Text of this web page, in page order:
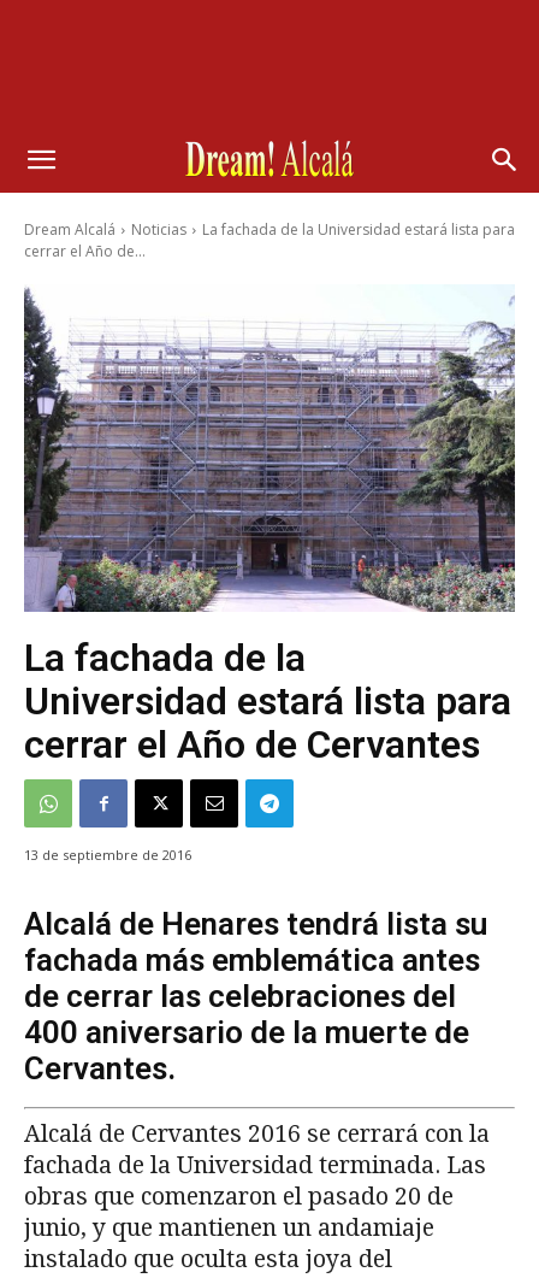
Dream Alcalá Noticias
La fachada de la Universidad estará lista para
cerrar el Año de...
La fachada de la
Universidad estará lista para
cerrar el Año de Cervantes
13 de septiembre de 2016
Alcalá de Henares tendrá lista su
fachada más emblemática antes
de cerrar las celebraciones del
400 aniversario de la muerte de
Cervantes.
Alcalá de Cervantes 2016 se cerrará con la
fachada de la Universidad terminada. Las
obras que comenzaron el pasado 20 de
junio, y que mantienen un andamiaje
instalado que oculta esta joya del